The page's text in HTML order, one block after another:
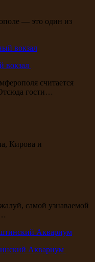
— это один из
вокзал
считается
гости…
Кирова и
самой узнаваемой
Аквариум